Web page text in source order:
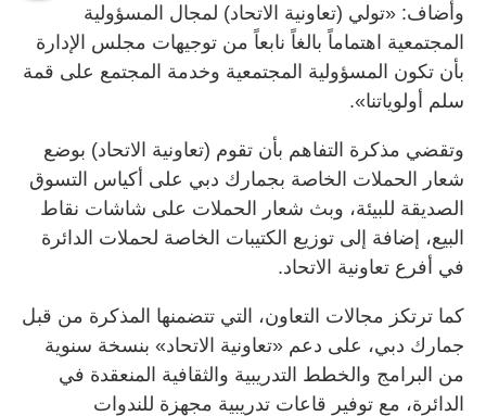
وأضاف: «تولي (تعاونية الاتحاد) لمجال المسؤولية
المجتمعية اهتماماً بالغاً نابعاً من توجيهات مجلس الإدارة
بأن تكون المسؤولية المجتمعية وخدمة المجتمع على قمة
سلم أولوياتنا».
وتقضي مذكرة التفاهم بأن تقوم (تعاونية الاتحاد) بوضع
شعار الحملات الخاصة بجمارك دبي على أكياس التسوق
الصديقة للبيئة، وبث شعار الحملات على شاشات نقاط
البيع، إضافة إلى توزيع الكتيبات الخاصة لحملات الدائرة
في أفرع تعاونية الاتحاد.
كما ترتكز مجالات التعاون، التي تتضمنها المذكرة من قبل
جمارك دبي، على دعم «تعاونية الاتحاد» بنسخة سنوية
من البرامج والخطط التدريبية والثقافية المنعقدة في
الدائرة، مع توفير قاعات تدريبية مجهزة للندوات